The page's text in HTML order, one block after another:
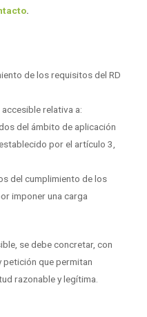
.
de los requisitos del RD
relativa a:
del ámbito de aplicación
por el artículo 3,
del cumplimiento de los
imponer una carga
se debe concretar, con
petición que permitan
razonable y legítima.